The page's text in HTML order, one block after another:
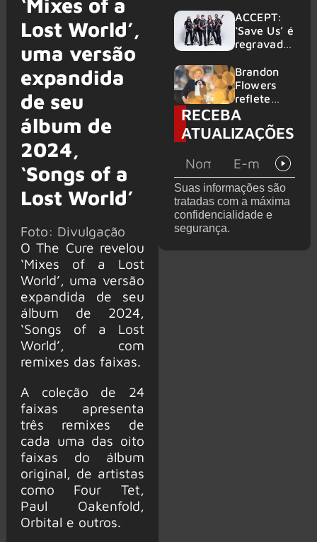
‘Mixes of a
Lost World’,
uma versão
expandida
de seu
álbum de
2024,
‘Songs of a
Lost World’
Foto: Divulgação
O The Cure revelou
‘Mixes of a Lost
World’, uma versão
expandida de seu
álbum de 2024,
‘Songs of a Lost
World’, com
remixes das faixas.
A coleção de 24
faixas apresenta
três remixes de
cada uma das oito
faixas do álbum
original, de artistas
como Four Tet,
Paul Oakenfold,
Orbital e outros.
vivo de
“Fortress”
gravada
am Ring
2026
ACCEPT:
‘Save Us’ é
regravada
membros
do GHOST
e KORN
Brandon
Flowers
reflete
sobre o
futuro e
levanta
de de
deixar os
palcos
RECEBA
ATUALIZAÇÕES
Suas informações são
tratadas com a máxima
confidencialidade e
segurança.